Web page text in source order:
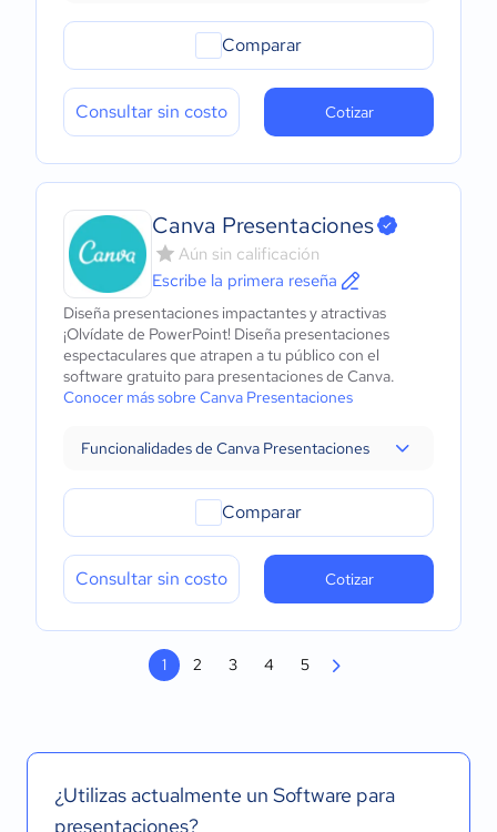
Comparar
Consultar sin costo Cotizar
Canva Presentaciones
Aún sin calificación
Escribe la primera reseña
Diseña presentaciones impactantes y atractivas
¡Olvídate de PowerPoint! Diseña presentaciones
espectaculares que atrapen a tu público con el
software gratuito para presentaciones de Canva.
Conocer más sobre Canva Presentaciones
Funcionalidades de Canva Presentaciones
Comparar
Consultar sin costo Cotizar
1 2 3 4 5
¿Utilizas actualmente un Software para
presentaciones?